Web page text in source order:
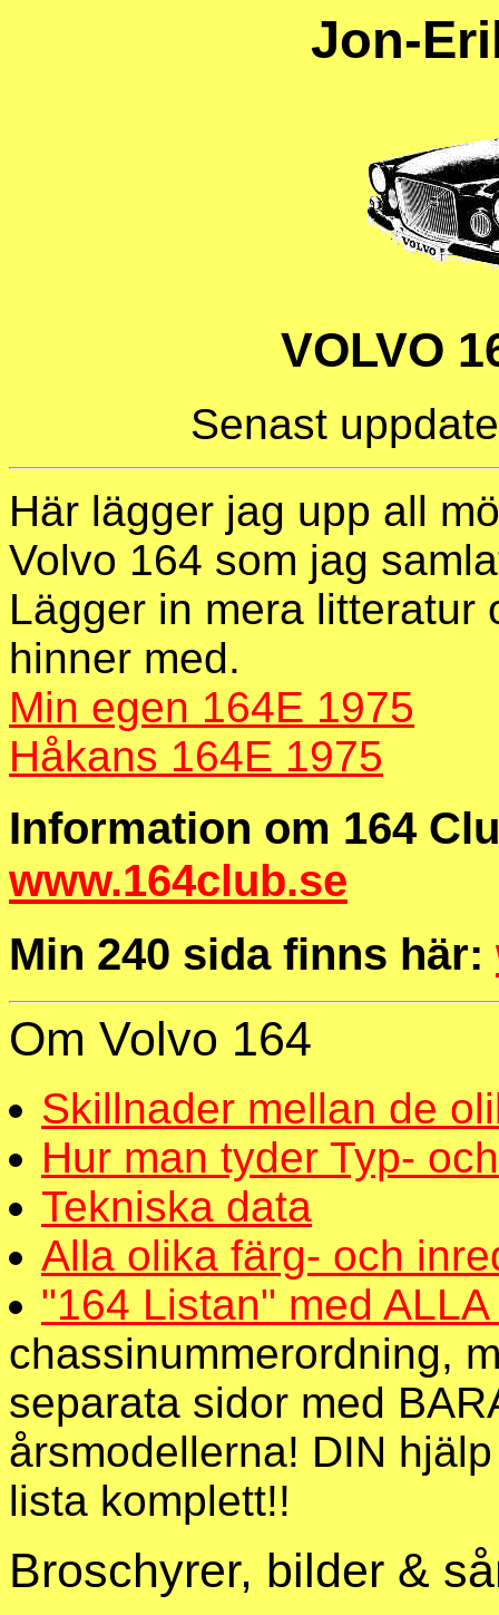
Jon-
VOLVO
Senast
Här lägger jag upp all
Volvo 164 som jag
Lägger in mera litteratur
hinner med.
Min egen 164E 1975
Håkans 164E 1975
Information om 164
www.164club.se
Min 240 sida finns här:
Om Volvo 164
Skillnader mellan de
Hur man tyder Typ-
Tekniska data
Alla olika färg- och
"164 Listan" med
chassinummerordning,
separata sidor med
årsmodellerna! DIN
lista komplett!!
Broschyrer, bilder &